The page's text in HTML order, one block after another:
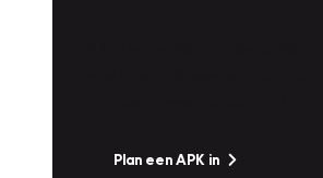
Plan een APK in